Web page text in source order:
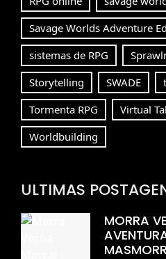
Savage Worlds Adventure
sistemas de RPG
Storytelling
SWADE
Tormenta RPG
Virtual
Worldbuilding
ULTIMAS
MORRA